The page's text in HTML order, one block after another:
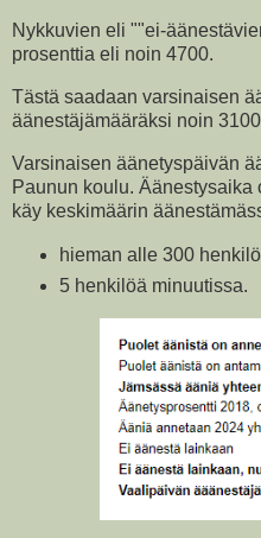
Nykkuvien eli ""ei-
prosenttia eli noin 4700.
Tästä saadaan varsinaisen
äänestäjämääräksi noin
Varsinaisen äänetyspäivän
Paunun koulu. Äänestysaika
käy keskimäärin
hieman alle 300
5 henkilöä minuutissa.